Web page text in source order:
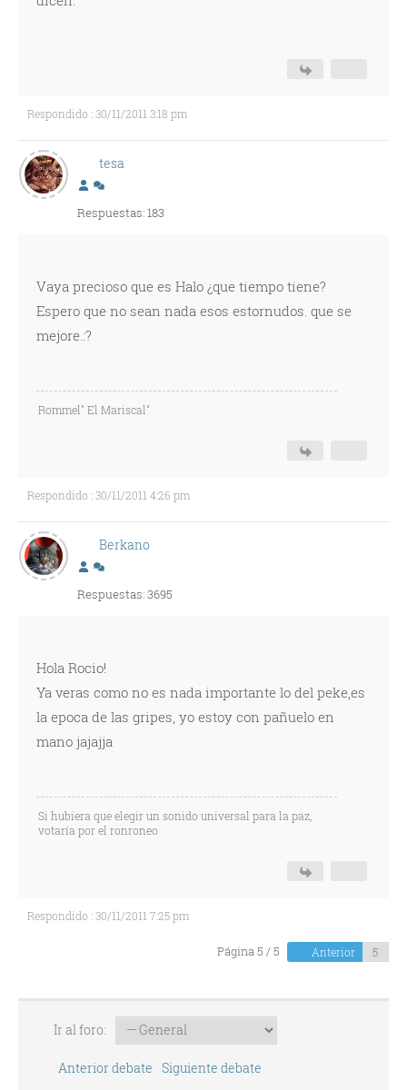
Respondido : 30/11/2011 3:18 pm
tesa
Respuestas: 183
Vaya precioso que es Halo ¿que tiempo tiene?
Espero que no sean nada esos estornudos. que se
mejore.:?
Rommel" El Mariscal"
Respondido : 30/11/2011 4:26 pm
Berkano
Respuestas: 3695
Hola Rocio!
Ya veras como no es nada importante lo del peke,es
la epoca de las gripes, yo estoy con pañuelo en
mano jajajja
Si hubiera que elegir un sonido universal para la paz,
votaría por el ronroneo
Respondido : 30/11/2011 7:25 pm
Página 5 / 5 Anterior
Ir al foro:
Anterior debate Siguiente debate